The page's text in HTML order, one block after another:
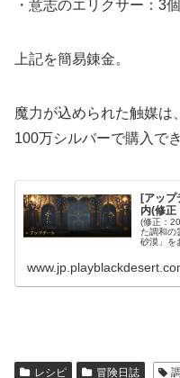
・意志のエリクサー：3個
上記を簡易錬金。
魔力が込められた触媒は
100万シルバーで購入でき
[アッ
内(修
(修正：
た調和の
砂漠」を
レシピ 冒険日誌